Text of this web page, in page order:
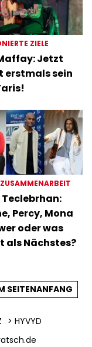
ZIELE
Jetzt
erstmals sein
Percy, Mona
oder was
als Nächstes?
SEITENANFANG
HYVYD